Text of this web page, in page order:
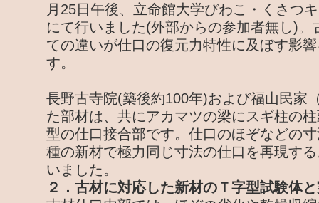
月25日午後、立命館大学びわこ・くさつ
にて行いました(外部からの参加者無し)。
ての違いが仕口の復元力特性に及ぼす影
す。
長野古寺院(築後約100年)および福山民家
た部材は、共にアカマツの梁にスギ柱の
型の仕口接合部です。仕口のほぞなどの
種の新材で極力同じ寸法の仕口を再現す
いました。
２．古材に対応した新材のＴ字型試験体